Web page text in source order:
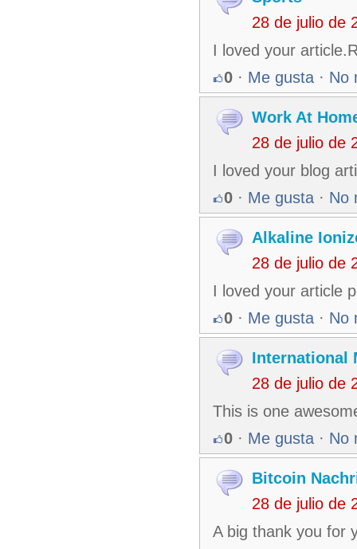
28 de julio de
I loved your
0 · Me gusta · No
Work At
28 de julio de
I loved your blog
0 · Me gusta · No
Alkaline
28 de julio de
I loved your article
0 · Me gusta · No
International
28 de julio de
This is one
0 · Me gusta · No
Bitcoin
28 de julio de
A big thank you for